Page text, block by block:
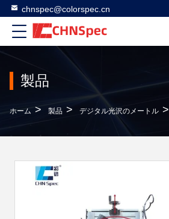
chnspec@colorspec.cn
製品
ホーム > 製品 > デジタル光沢のメートル >